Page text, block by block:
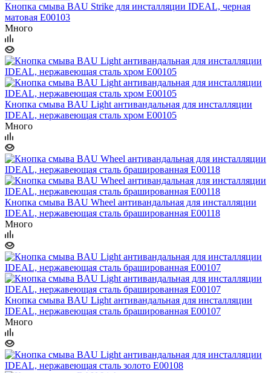
Кнопка смыва BAU Strike для инсталляции IDEAL, черная
матовая E00103
Много
Кнопка смыва BAU Light антивандальная для инсталляции
IDEAL, нержавеющая сталь хром E00105
Много
Кнопка смыва BAU Wheel антивандальная для инсталляции
IDEAL, нержавеющая сталь брашированная E00118
Много
Кнопка смыва BAU Light антивандальная для инсталляции
IDEAL, нержавеющая сталь брашированная E00107
Много